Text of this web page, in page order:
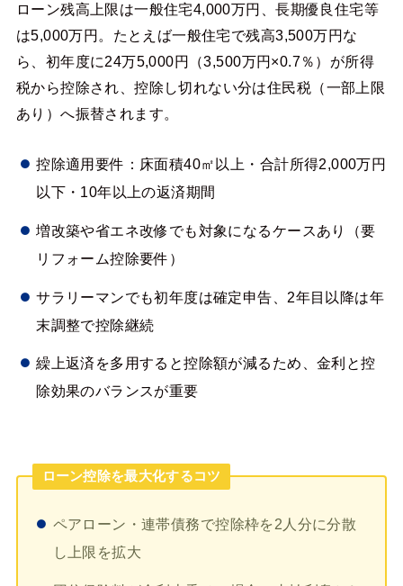
ローン残高上限は一般住宅4,000万円、長期優良住宅等
は5,000万円。たとえば一般住宅で残高3,500万円な
ら、初年度に24万5,000円（3,500万円×0.7％）が所得
税から控除され、控除し切れない分は住民税（一部上限
あり）へ振替されます。
控除適用要件：床面積40㎡以上・合計所得2,000万円
以下・10年以上の返済期間
増改築や省エネ改修でも対象になるケースあり（要
リフォーム控除要件）
サラリーマンでも初年度は確定申告、2年目以降は年
末調整で控除継続
繰上返済を多用すると控除額が減るため、金利と控
除効果のバランスが重要
ローン控除を最大化するコツ
ペアローン・連帯債務で控除枠を2人分に分散
し上限を拡大